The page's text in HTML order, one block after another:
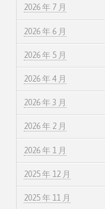
2026 年 7 月
2026 年 6 月
2026 年 5 月
2026 年 4 月
2026 年 3 月
2026 年 2 月
2026 年 1 月
2025 年 12 月
2025 年 11 月